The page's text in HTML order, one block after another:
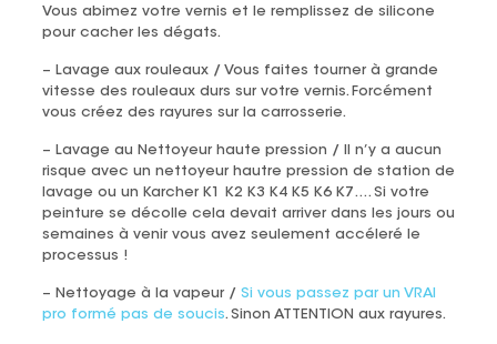
Vous abimez votre vernis et le remplissez de silicone
pour cacher les dégats.
– Lavage aux rouleaux / Vous faites tourner à grande
vitesse des rouleaux durs sur votre vernis. Forcément
vous créez des rayures sur la carrosserie.
– Lavage au Nettoyeur haute pression / Il n’y a aucun
risque avec un nettoyeur hautre pression de station de
lavage ou un Karcher K1 K2 K3 K4 K5 K6 K7…. Si votre
peinture se décolle cela devait arriver dans les jours ou
semaines à venir vous avez seulement accéleré le
processus !
– Nettoyage à la vapeur / Si vous passez par un VRAI
pro formé pas de soucis. Sinon ATTENTION aux rayures.